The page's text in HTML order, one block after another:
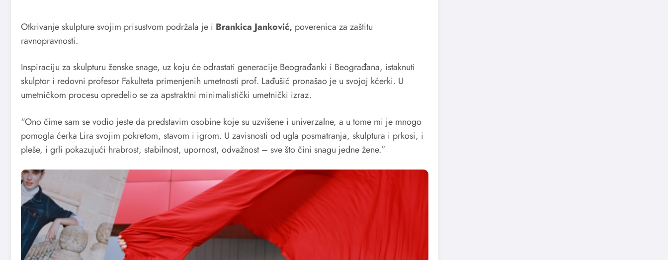
Otkrivanje skulpture svojim prisustvom podržala je i Brankica Janković, poverenica za zaštitu
ravnopravnosti.
Inspiraciju za skulpturu ženske snage, uz koju će odrastati generacije Beograđanki i Beograđana, istaknuti
skulptor i redovni profesor Fakulteta primenjenih umetnosti prof. Lađušić pronašao je u svojoj kćerki. U
umetničkom procesu opredelio se za apstraktni minimalistički umetnički izraz.
“Ono čime sam se vodio jeste da predstavim osobine koje su uzvišene i univerzalne, a u tome mi je mnogo
pomogla ćerka Lira svojim pokretom, stavom i igrom. U zavisnosti od ugla posmatranja, skulptura i prkosi, i
pleše, i grli pokazujući hrabrost, stabilnost, upornost, odvažnost – sve što čini snagu jedne žene.”